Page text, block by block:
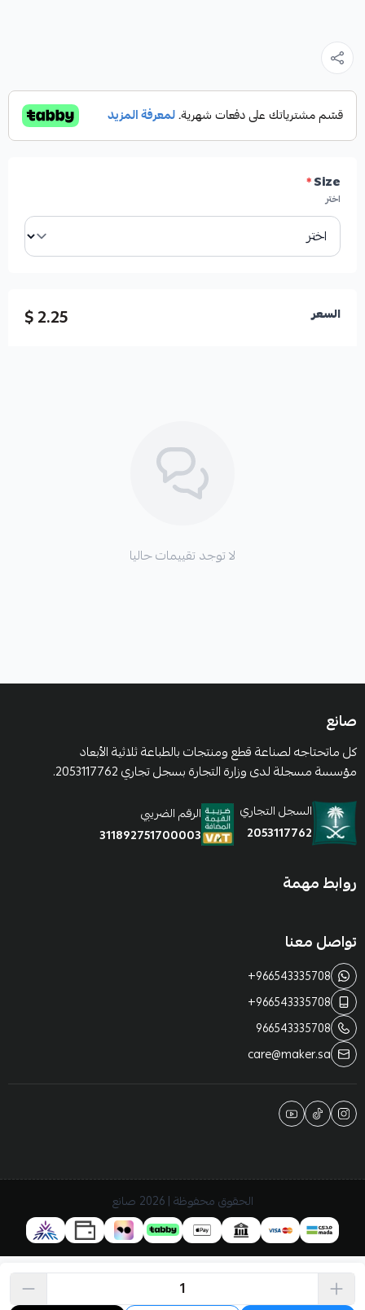
Size
*
اختر
السعر 2.25 $
لا توجد تقييمات حاليا
صانع
كل ماتحتاجه لصناعة قطع ومنتجات بالطباعة ثلاثية الأبعاد
مؤسسة مسجلة لدى وزارة التجارة بسجل تجاري 2053117762.
السجل التجاري
2053117762
الرقم الضريبي
311892751700003
روابط مهمة
تواصل معنا
+966543335708
+966543335708
966543335708
care@maker.sa
الحقوق محفوظة | 2026 صانع